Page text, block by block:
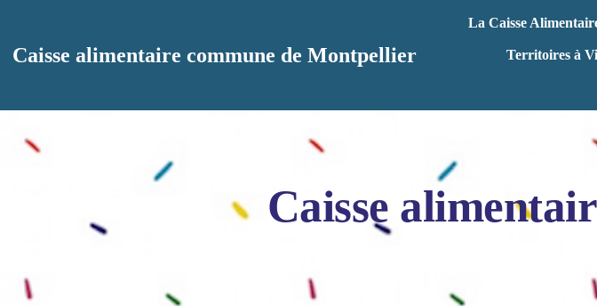
Caisse alimentaire commune de Montpellier
La Caisse
Territoires à
Caisse